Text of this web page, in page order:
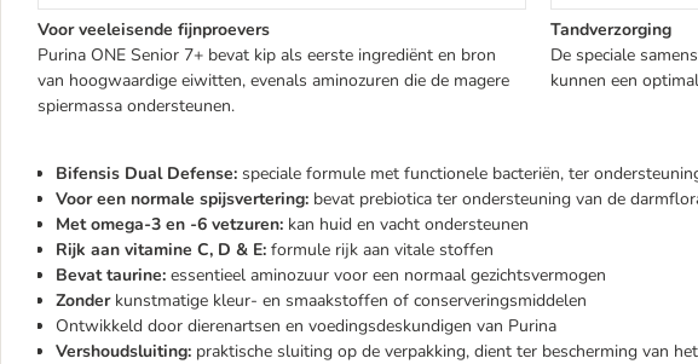
Voor veeleisende fijnproevers
Purina ONE Senior 7+ bevat kip als eerste ingrediënt en bron
van hoogwaardige eiwitten, evenals aminozuren die de magere
spiermassa ondersteunen.
Tandverzorging
De speciale
kunnen een
Bifensis Dual Defense: speciale formule met functionele bacteriën, ter
Voor een normale spijsvertering: bevat prebiotica ter ondersteuning van de
Met omega-3 en -6 vetzuren: kan huid en vacht ondersteunen
Rijk aan vitamine C, D & E: formule rijk aan vitale stoffen
Bevat taurine: essentieel aminozuur voor een normaal gezichtsvermogen
Zonder kunstmatige kleur- en smaakstoffen of conserveringsmiddelen
Ontwikkeld door dierenartsen en voedingsdeskundigen van Purina
Vershoudsluiting: praktische sluiting op de verpakking, dient ter bescherming van